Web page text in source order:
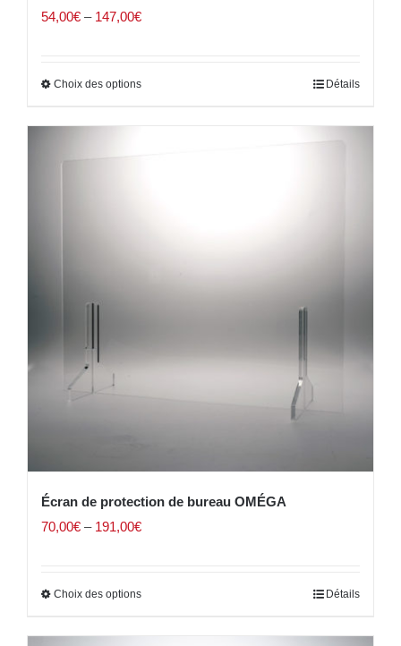
54,00€ – 147,00€
Choix des options Détails
Écran de protection de bureau OMÉGA
70,00€ – 191,00€
Choix des options Détails